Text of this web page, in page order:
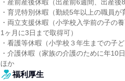
・産前産後休暇（出産前6週間、出産後8
・育児特別休暇（勤続5年以上の職員
・両立支援休暇（小学校入学前の子の
1ヶ月に3日まで取得可）
・看護等休暇（小学校３年生までの子
・介護休暇（家族の介護のために年10日
ほか
福利厚生